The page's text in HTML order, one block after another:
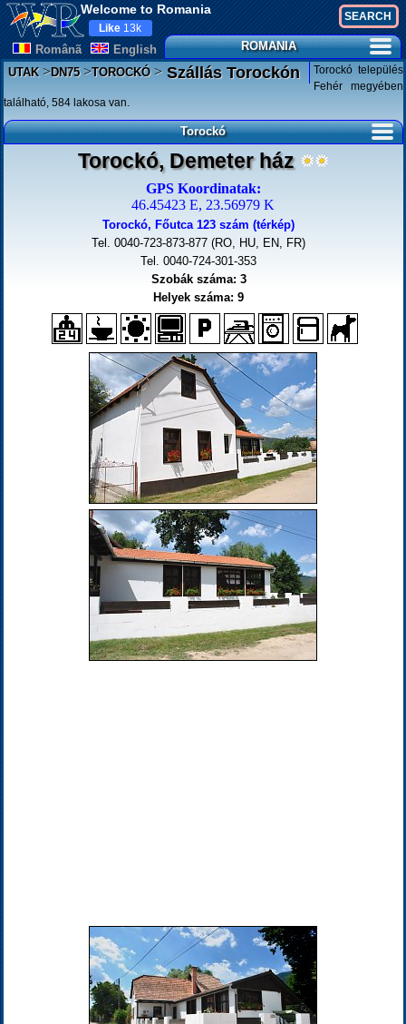
Welcome to Romania
Românã English
Like 13k
ROMANIA
UTAK>DN75>TOROCKÓ>Szállás Torockón
Torockó település
Fehér megyében
található, 584 lakosa van.
Torockó
Torockó, Demeter ház
GPS Koordinatak:
46.45423 E, 23.56979 K
Torockó, Főutca 123 szám (térkép)
Tel. 0040-723-873-877 (RO, HU, EN, FR)
Tel. 0040-724-301-353
Szobák száma: 3
Helyek száma: 9